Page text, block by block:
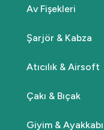
Av Fişekleri
Şarjör & Kabza
Atıcılık & Airsoft
Çakı & Bıçak
Giyim & Ayakkabı